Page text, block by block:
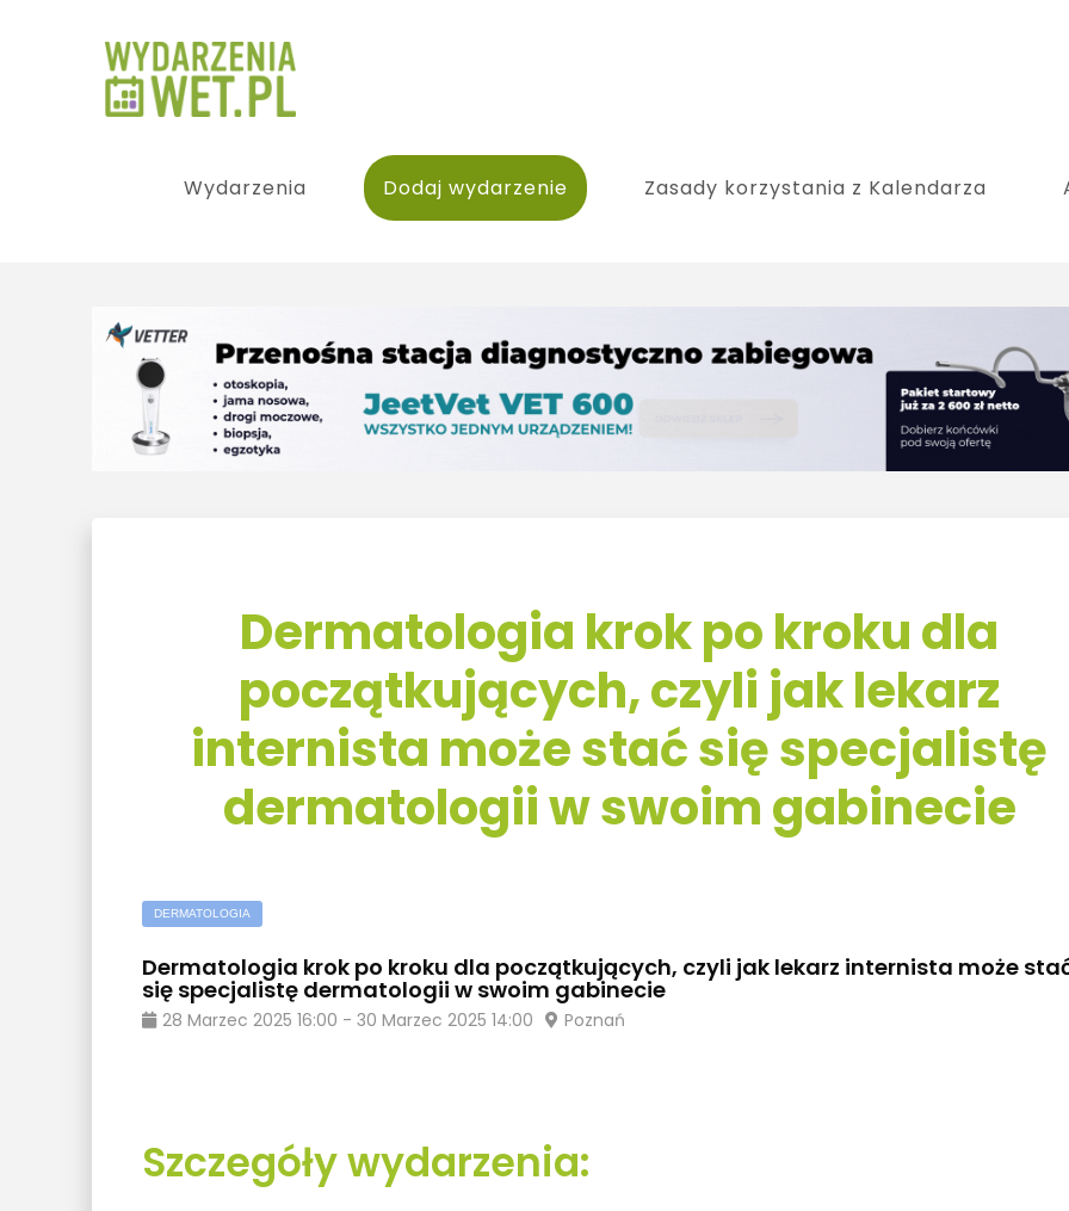
Wydarzenia Dodaj wydarzenie Zasady korzystania z Kalendarza
Dermatologia krok po kroku dla
początkujących, czyli jak lekarz
internista może stać się specjalistę
dermatologii w swoim gabinecie
DERMATOLOGIA
Dermatologia krok po kroku dla początkujących, czyli jak lekarz internista może
się specjalistę dermatologii w swoim gabinecie
28 Marzec 2025 16:00 -30 Marzec 2025 14:00 Poznań
Szczegóły wydarzenia: